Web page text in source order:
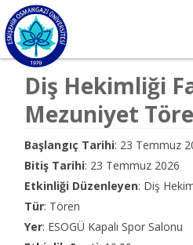
Diş Hekimliği
Mezuniyet
Başlangıç Tarihi: 23 Temmuz
Bitiş Tarihi: 23 Temmuz 2026
Etkinliği Düzenleyen: Diş
Tür: Tören
Yer: ESOGÜ Kapalı Spor Salonu